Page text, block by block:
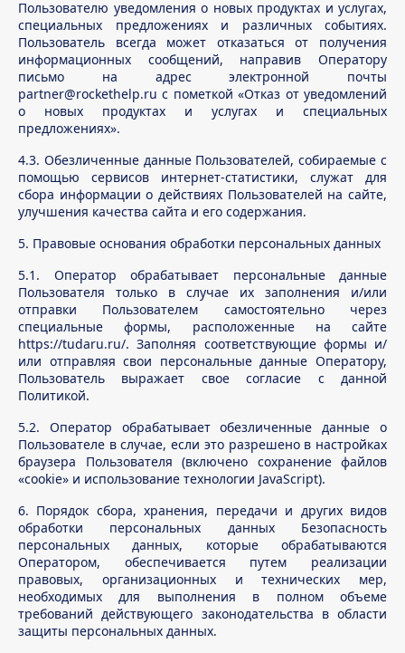
Пользователю уведомления о новых продуктах и услугах,
специальных предложениях и различных событиях.
Пользователь всегда может отказаться от получения
информационных сообщений, направив Оператору
письмо на адрес электронной почты
partner@rockethelp.ru с пометкой «Отказ от уведомлений
о новых продуктах и услугах и специальных
предложениях».
4.3. Обезличенные данные Пользователей, собираемые с
помощью сервисов интернет-статистики, служат для
сбора информации о действиях Пользователей на сайте,
улучшения качества сайта и его содержания.
5. Правовые основания обработки персональных данных
5.1. Оператор обрабатывает персональные данные
Пользователя только в случае их заполнения и/или
отправки Пользователем самостоятельно через
специальные формы, расположенные на сайте
https://tudaru.ru/. Заполняя соответствующие формы и/
или отправляя свои персональные данные Оператору,
Пользователь выражает свое согласие с данной
Политикой.
5.2. Оператор обрабатывает обезличенные данные о
Пользователе в случае, если это разрешено в настройках
браузера Пользователя (включено сохранение файлов
«cookie» и использование технологии JavaScript).
6. Порядок сбора, хранения, передачи и других видов
обработки персональных данных Безопасность
персональных данных, которые обрабатываются
Оператором, обеспечивается путем реализации
правовых, организационных и технических мер,
необходимых для выполнения в полном объеме
требований действующего законодательства в области
защиты персональных данных.